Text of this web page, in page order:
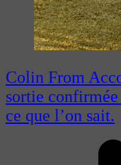
Colin From
sortie
ce que l’on sait.